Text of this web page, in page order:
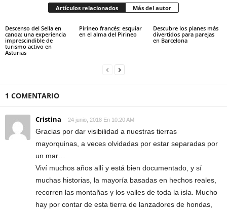
Artículos relacionados Más del autor
Descenso del Sella en
canoa: una experiencia
imprescindible de
turismo activo en
Asturias
Pirineo francés: esquiar
en el alma del Pirineo
Descubre los planes más
divertidos para parejas
en Barcelona
1 COMENTARIO
Cristina 24 junio, 2018 En 10:20 AM
Gracias por dar visibilidad a nuestras tierras
mayorquinas, a veces olvidadas por estar separadas por
un mar…
Viví muchos años allí y está bien documentado, y sí
muchas historias, la mayoría basadas en hechos reales,
recorren las montañas y los valles de toda la isla. Mucho
hay por contar de esta tierra de lanzadores de hondas,